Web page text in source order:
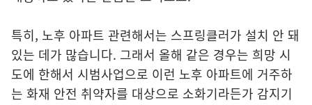
특히, 노후 아파트 관련해서는 스프링클러가 설치 안 돼
있는 데가 많습니다. 그래서 올해 같은 경우는 희망 시
도에 한해서 시범사업으로 이런 노후 아파트에 거주하
는 화재 안전 취약자를 대상으로 소화기라든가 감지기